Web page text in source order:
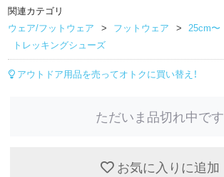
関連カテゴリ
ウェア/フットウェア
フットウェア
25cm〜
トレッキングシューズ
アウトドア用品を売ってオトクに買い替え！
ただいま品切れ中です
お気に入りに追加